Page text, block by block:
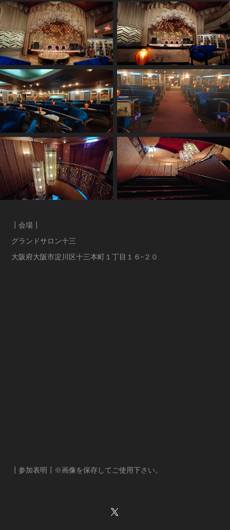
┃会場┃
グランドサロン十三
大阪府大阪市淀川区十三本町１丁目１６−２０
┃参加表明┃※画像を保存してご使用下さい。